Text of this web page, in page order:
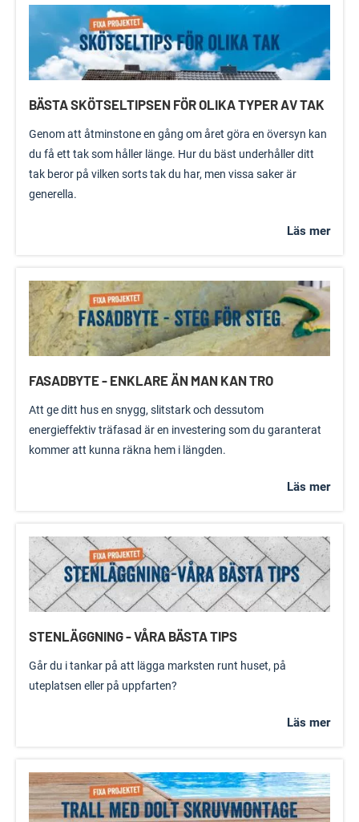
BÄSTA SKÖTSELTIPSEN FÖR OLIKA TYPER AV TAK
Genom att åtminstone en gång om året göra en översyn kan
du få ett tak som håller länge. Hur du bäst underhåller ditt
tak beror på vilken sorts tak du har, men vissa saker är
generella.
Läs mer
FASADBYTE - ENKLARE ÄN MAN KAN TRO
Att ge ditt hus en snygg, slitstark och dessutom
energieffektiv träfasad är en investering som du garanterat
kommer att kunna räkna hem i längden.
Läs mer
STENLÄGGNING - VÅRA BÄSTA TIPS
Går du i tankar på att lägga marksten runt huset, på
uteplatsen eller på uppfarten?
Läs mer